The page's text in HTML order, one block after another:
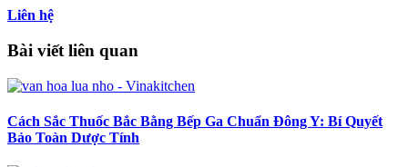
Liên hệ
Bài viết liên quan
Cách Sắc Thuốc Bắc Bằng Bếp Ga Chuẩn Đông Y: Bí Quyết
Bảo Toàn Dược Tính